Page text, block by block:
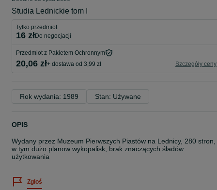
Studia Lednickie tom I
Tylko przedmiot
16 zł do negocjacji
Przedmiot z Pakietem Ochronnym
20,06 zł+ dostawa od 3,99 zł Szczegóły ceny
Rok wydania: 1989 Stan: Używane
OPIS
Wydany przez Muzeum Pierwszych Piastów na Lednicy, 280 stron,
w tym dużo planow wykopalisk, brak znaczących śladów
użytkowania
Zgłoś